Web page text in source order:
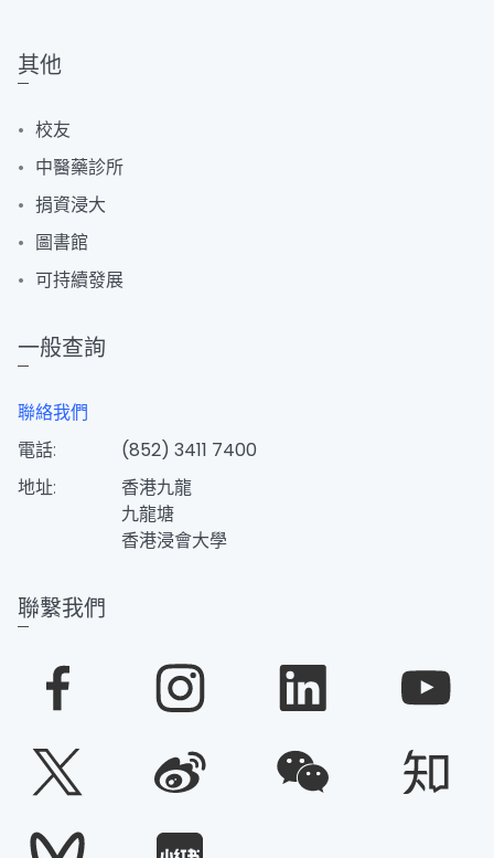
其他
校友
中醫藥診所
捐資浸大
圖書館
可持續發展
一般查詢
聯絡我們
電話:
(852) 3411 7400
地址:
香港九龍
九龍塘
香港浸會大學
聯繫我們